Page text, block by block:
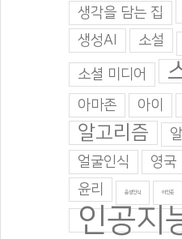
생각을 담는 집
생성AI 소설
소셜 미디어
아마존 아이
알고리즘
얼굴인식
영국
윤리
음성인식 이인준
인공지